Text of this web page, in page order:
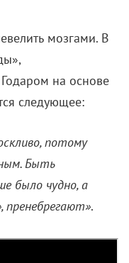
мозгами. В
на основе
следующее:
потому
Быть
было чудно, а
пренебрегают».